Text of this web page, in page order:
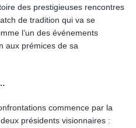
des prestigieuses rencontres
de tradition qui va se
l’un des événements
aux prémices de sa
commence par la
présidents visionnaires :